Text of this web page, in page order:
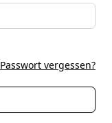
Passwort vergessen?